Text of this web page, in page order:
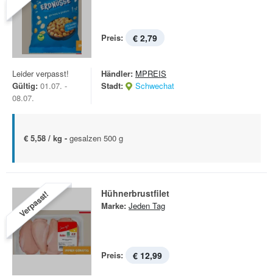
Preis: € 2,79
Leider verpasst!
Gültig: 01.07. -
08.07.
Händler: MPREIS
Stadt:
Schwechat
€ 5,58 / kg - gesalzen 500 g
Verpasst! Hühnerbrustfilet
Marke: Jeden Tag
Preis: € 12,99